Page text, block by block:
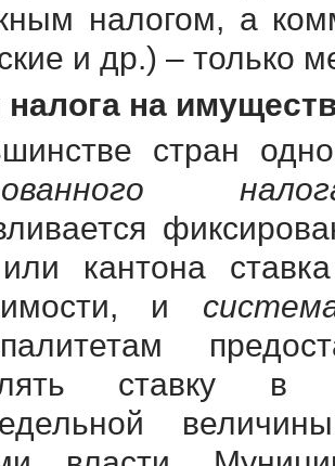
налогом, а
и др.) – только
налога на
стран
кантона
и
ставку в